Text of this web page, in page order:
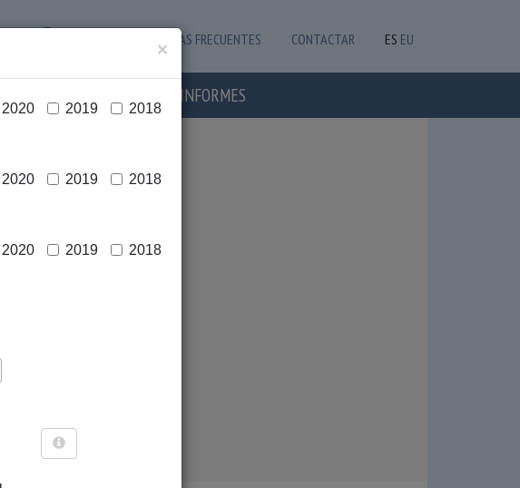
PREGUNTAS FRECUENTES CONTACTAR ES EU
NOTICIAS E INFORMES
×
2020 2019
2018
2020 2019
2018
2020 2019
2018